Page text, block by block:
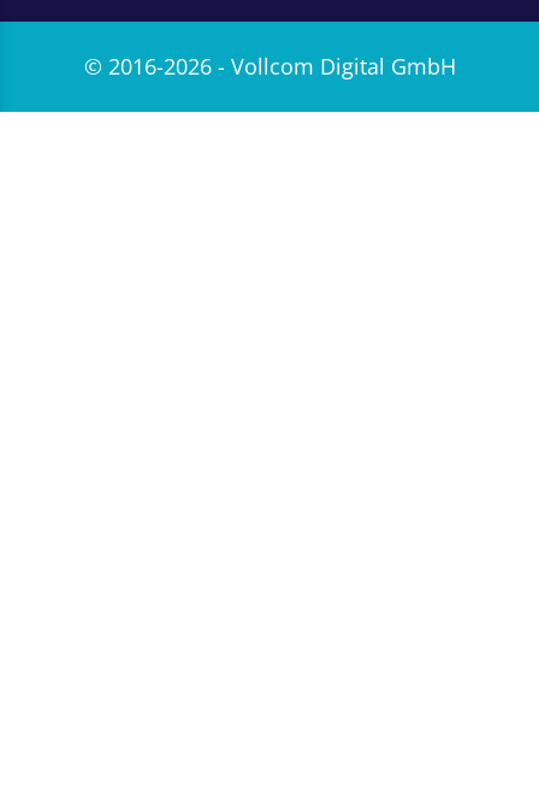
© 2016-2026 - Vollcom Digital GmbH